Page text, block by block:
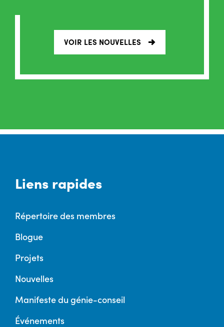
VOIR LES NOUVELLES
Liens rapides
Répertoire des membres
Blogue
Projets
Nouvelles
Manifeste du génie-conseil
Événements